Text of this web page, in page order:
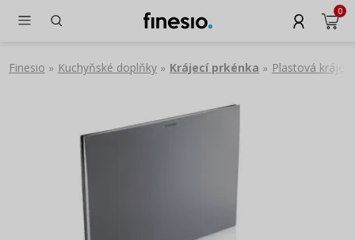
0
Finesio » Kuchyňské doplňky » Krájecí prkénka » Plastová